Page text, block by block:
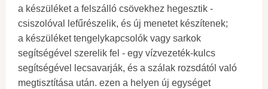
a készüléket a felszálló csövekhez hegesztik -
csiszolóval lefűrészelik, és új menetet készítenek;
a készüléket tengelykapcsolók vagy sarkok
segítségével szerelik fel - egy vízvezeték-kulcs
segítségével lecsavarják, és a szálak rozsdától való
megtisztítása után. ezen a helyen új egységet